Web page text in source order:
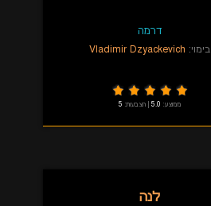
דרמה
בימוי: Vladimir Dzyackevich
ממוצע: 5.0 הצבעות: 5
לנה